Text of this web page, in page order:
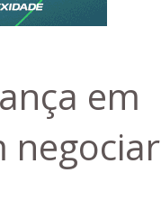
em
negociar